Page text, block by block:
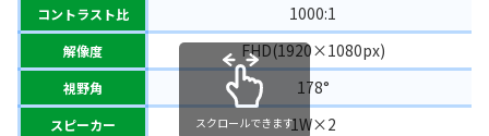
コントラスト比 1000:1
解像度 FHD(1920×1080px)
視野角 178°
スピーカー 1W×2
スクロールできます